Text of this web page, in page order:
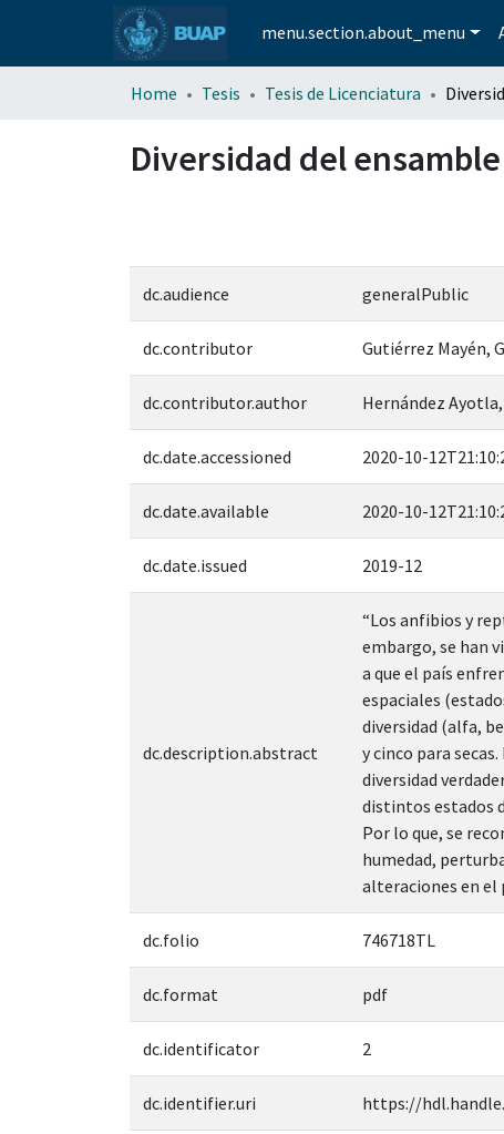
menu.section.about_menu
Home Tesis Tesis de Licenciatura
Diversidad del
dc.audience generalPublic
dc.contributor Gutiérrez Mayén,
dc.contributor.author Hernández
dc.date.accessioned 2020-10-
dc.date.available 2020-10-
dc.date.issued 2019-12
dc.description.abstract
“Los anfibios y
embargo, se han
a que el país
espaciales
diversidad (alfa,
y cinco para
diversidad
distintos estados
Por lo que, se
humedad,
alteraciones en el
dc.folio 746718TL
dc.format pdf
dc.identificator 2
dc.identifier.uri https://